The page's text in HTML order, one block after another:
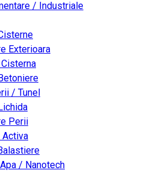
/ Industriale
Exterioara
/ Tunel
Perii
Activa
/ Nanotech